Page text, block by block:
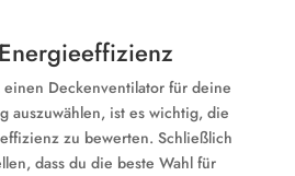
Deckenventilator für deine
auszuwählen, ist es wichtig, die
zu bewerten. Schließlich
dass du die beste Wahl für